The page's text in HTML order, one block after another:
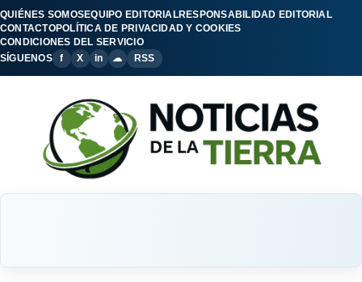
QUIÉNES SOMOSEQUIPO EDITORIALRESPONSABILIDAD EDITORIAL
CONTACTOPOLÍTICA DE PRIVACIDAD Y COOKIES
CONDICIONES DEL SERVICIO
SÍGUENOS
f X in ☁ RSS